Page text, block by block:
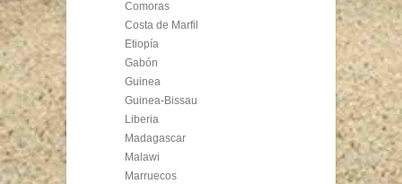
Comoras
Costa de Marfil
Etiopía
Gabón
Guinea
Guinea-Bissau
Liberia
Madagascar
Malawi
Marruecos